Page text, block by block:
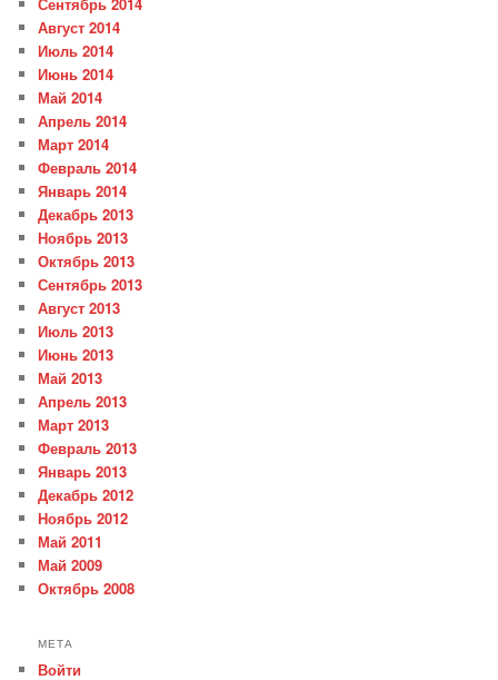
Август 2014
Июль 2014
Июнь 2014
Май 2014
Апрель 2014
Март 2014
Февраль 2014
Январь 2014
Декабрь 2013
Ноябрь 2013
Октябрь 2013
Сентябрь 2013
Август 2013
Июль 2013
Июнь 2013
Май 2013
Апрель 2013
Март 2013
Февраль 2013
Январь 2013
Декабрь 2012
Ноябрь 2012
Май 2011
Май 2009
Октябрь 2008
МЕТА
Войти